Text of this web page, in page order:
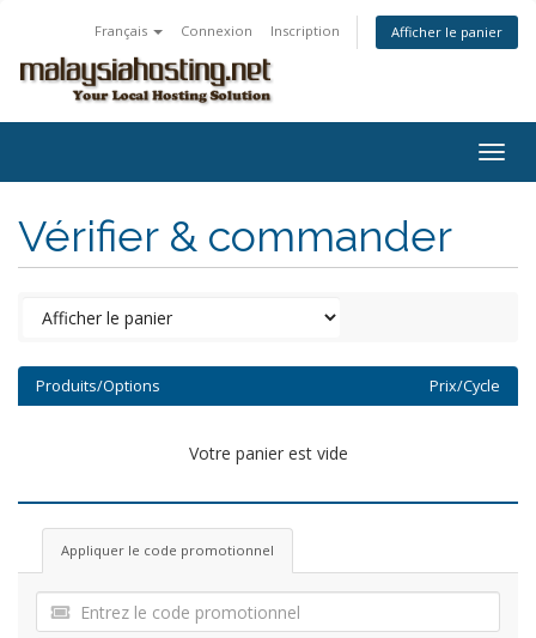
Français Connexion Inscription Afficher le panier
Vérifier & commander
Produits/Options Prix/Cycle
Votre panier est vide
Appliquer le code promotionnel